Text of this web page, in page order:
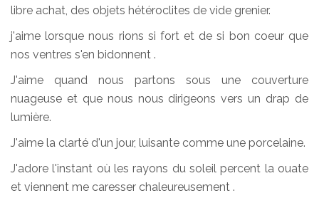
libre achat, des objets hétéroclites de vide grenier.
j'aime lorsque nous rions si fort et de si bon coeur que
nos ventres s'en bidonnent .
J'aime quand nous partons sous une couverture
nuageuse et que nous nous dirigeons vers un drap de
lumière.
J'aime la clarté d'un jour, luisante comme une porcelaine.
J'adore l'instant où les rayons du soleil percent la ouate
et viennent me caresser chaleureusement .